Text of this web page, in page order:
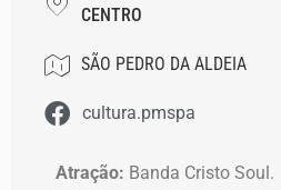
CENTRO
SÃO PEDRO DA ALDEIA
cultura.pmspa
Atração: Banda Cristo Soul.